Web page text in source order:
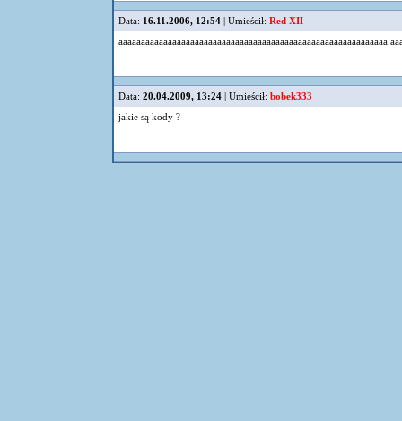
Data: 16.11.2006, 12:54 | Umieścił: Red XII
aaaaaaaaaaaaaaaaaaaaaaaaaaaaaaaaaaaaaaaaaaaaaaaaaaaaaaaaaaaa
Data: 20.04.2009, 13:24 | Umieścił: bobek333
jakie są kody ?